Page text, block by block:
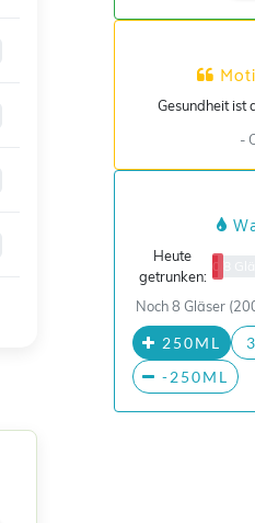
Gesundheit ist
-
Heute
getrunken:
0/8
Noch 8 Gläser
250ML
-250ML